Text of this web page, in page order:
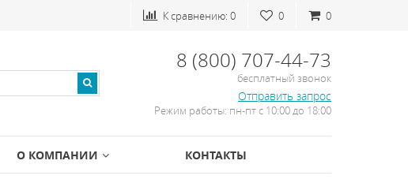
0
0
К сравнению: 0
8 (800) 707-44-73
бесплатный звонок
Отправить запрос
Режим работы: пн-пт с 10:00 до 18:00
О КОМПАНИИ КОНТАКТЫ